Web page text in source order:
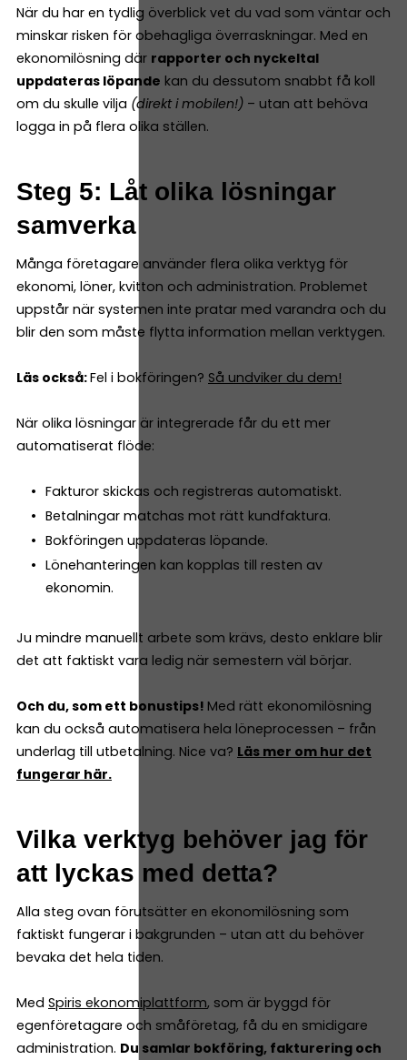
När du har en tydlig överblick vet du vad som väntar och
minskar risken för obehagliga överraskningar. Med en
ekonomilösning där rapporter och nyckeltal
uppdateras löpande kan du dessutom snabbt få koll
om du skulle vilja (direkt i mobilen!) – utan att behöva
logga in på flera olika ställen.
Steg 5: Låt olika lösningar
samverka
Många företagare använder flera olika verktyg för
ekonomi, löner, kvitton och administration. Problemet
uppstår när systemen inte pratar med varandra och du
blir den som måste flytta information mellan verktygen.
Läs också:Fel i bokföringen? Så undviker du dem!
När olika lösningar är integrerade får du ett mer
automatiserat flöde:
Fakturor skickas och registreras automatiskt.
Betalningar matchas mot rätt kundfaktura.
Bokföringen uppdateras löpande.
Lönehanteringen kan kopplas till resten av
ekonomin.
Ju mindre manuellt arbete som krävs, desto enklare blir
det att faktiskt vara ledig när semestern väl börjar.
Och du, som ett bonustips! Med rätt ekonomilösning
kan du också automatisera hela löneprocessen – från
underlag till utbetalning. Nice va? Läs mer om hur det
fungerar här.
Vilka verktyg behöver jag för
att lyckas med detta?
Alla steg ovan förutsätter en ekonomilösning som
faktiskt fungerar i bakgrunden – utan att du behöver
bevaka det hela tiden.
Med Spiris ekonomiplattform, som är byggd för
egenföretagare och småföretag, få du en smidigare
administration. Du samlar bokföring, fakturering och